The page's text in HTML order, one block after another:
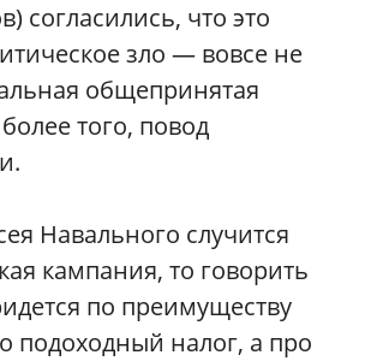
согласились, что это
зло — вовсе не
общепринятая
того, повод
Навального случится
кампания, то говорить
по преимуществу
подоходный налог, а про